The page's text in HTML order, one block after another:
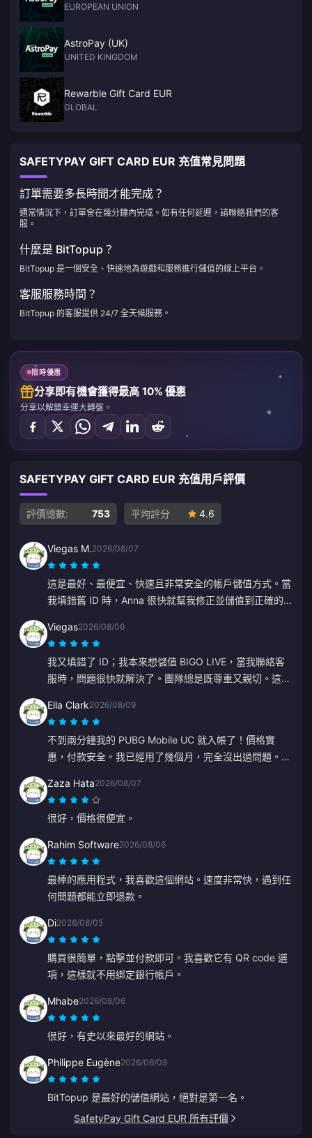
EUROPEAN UNION
AstroPay (UK)
UNITED KINGDOM
Rewarble Gift Card EUR
GLOBAL
SAFETYPAY GIFT CARD EUR 充值常見問題
訂單需要多長時間才能完成？
通常情況下，訂單會在幾分鐘內完成。如有任何延遲，請聯絡我們的客
服。
什麼是 BitTopup？
BitTopup 是一個安全、快速地為遊戲和服務進行儲值的線上平台。
客服服務時間？
BitTopup 的客服提供 24/7 全天候服務。
限時優惠
分享即有機會獲得最高 10% 優惠
分享以解鎖幸運大轉盤。
SAFETYPAY GIFT CARD EUR 充值用戶評價
評價總數: 753 平均評分 4.6
Viegas M.2026/08/07
這是最好、最便宜、快速且非常安全的帳戶儲值方式。當
我填錯舊 ID 時，Anna 很快就幫我修正並儲值到正確的
Viegas2026/08/06
我又填錯了 ID；我本來想儲值 BIGO LIVE，當我聯絡客
服時，問題很快就解決了。團隊總是既尊重又親切。這次
Ella Clark2026/08/09
不到兩分鐘我的 PUBG Mobile UC 就入帳了！價格實
惠，付款安全。我已經用了幾個月，完全沒出過問題。強
Zaza Hata2026/08/07
很好，價格很便宜。
Rahim Software2026/08/06
最棒的應用程式，我喜歡這個網站。速度非常快，遇到任
何問題都能立即退款。
Di2026/08/05
購買很簡單，點擊並付款即可。我喜歡它有 QR code 選
項，這樣就不用綁定銀行帳戶。
Mhabe2026/08/06
很好，有史以來最好的網站。
Philippe Eugène2026/08/09
BitTopup 是最好的儲值網站，絕對是第一名。
SafetyPay Gift Card EUR 所有評價